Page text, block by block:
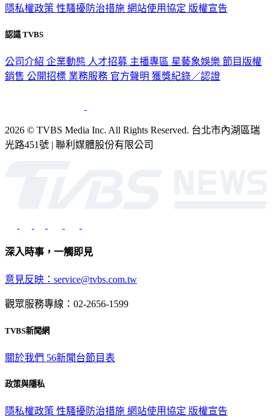
隱私權政策 性騷擾防治措施 網站使用協定 版權宣告
認識 TVBS
公司介紹 企業動態 人才招募 主播專區 星藝象娛樂 節目版權
銷售 公開招標 業務服務 官方聲明 獲獎紀錄／認證
2026 © TVBS Media Inc. All Rights Reserved. 台北市內湖區瑞
光路451號 | 聯利媒體股份有限公司
深入時事，一觸即見
意見反映：service@tvbs.com.tw
觀眾服務專線：02-2656-1599
TVBS新聞網
關於我們 56新聞台節目表
政策與隱私
隱私權政策 性騷擾防治措施 網站使用協定 版權宣告